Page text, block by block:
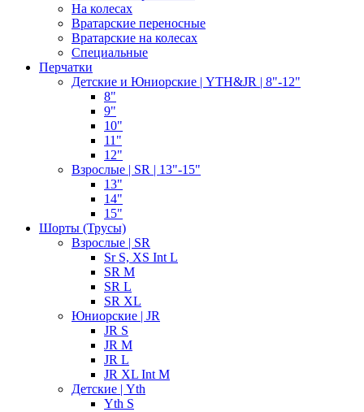
На колесах
Вратарские переносные
Вратарские на колесах
Специальные
Перчатки
Детские и Юниорские | YTH&JR | 8"-12"
8"
9"
10"
11"
12"
Взрослые | SR | 13"-15"
13"
14"
15"
Шорты (Трусы)
Взрослые | SR
Sr S, XS Int L
SR M
SR L
SR XL
Юниорские | JR
JR S
JR M
JR L
JR XL Int M
Детские | Yth
Yth S